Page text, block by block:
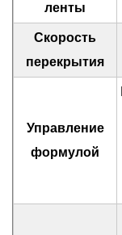
ленты
Скорость
перекрытия
Управление
формулой